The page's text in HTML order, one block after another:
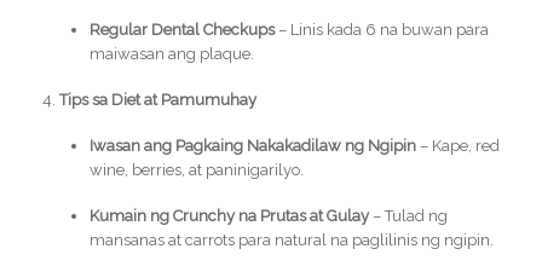
Regular Dental Checkups– Linis kada 6 na buwan para
maiwasan ang plaque.
Tips sa Diet at Pamumuhay
Iwasan ang Pagkaing Nakakadilaw ng Ngipin– Kape, red
wine, berries, at paninigarilyo.
Kumain ng Crunchy na Prutas at Gulay– Tulad ng
mansanas at carrots para natural na paglilinis ng ngipin.